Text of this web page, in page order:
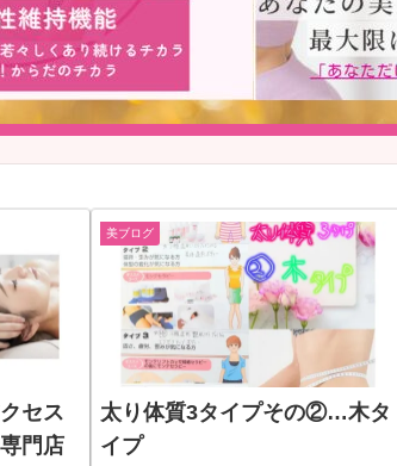
セス
門店
美ブログ
太り体質3タイプその②…木タ
イプ